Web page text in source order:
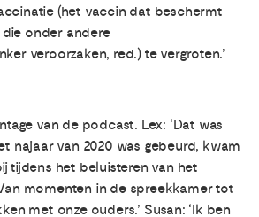
(het vaccin dat beschermt
die onder andere
veroorzaken, red.) te vergroten.’
van de podcast. Lex: ‘Dat was
najaar van 2020 was gebeurd, kwam
tijdens het beluisteren van het
momenten in de spreekkamer tot
met onze ouders.’ Susan: ‘Ik ben